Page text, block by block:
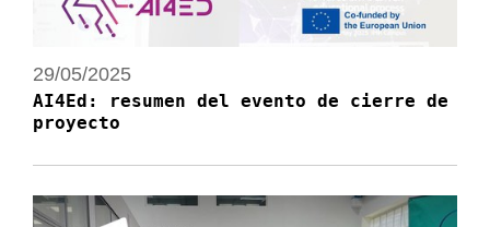
29/05/2025
AI4Ed: resumen del evento de cierre de
proyecto